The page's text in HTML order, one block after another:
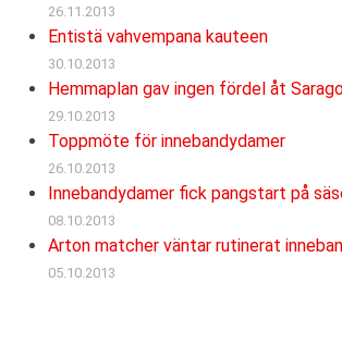
26.11.2013
Entistä vahvempana kauteen
30.10.2013
Hemmaplan gav ingen fördel åt
29.10.2013
Toppmöte för innebandydamer
26.10.2013
Innebandydamer fick pangstart på
08.10.2013
Arton matcher väntar rutinerat
05.10.2013